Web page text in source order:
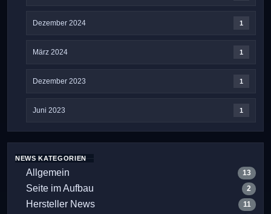
Dezember 2024 1
März 2024 1
Dezember 2023 1
Juni 2023 1
NEWS KATEGORIEN
Allgemein 13
Seite im Aufbau 2
Hersteller News 11